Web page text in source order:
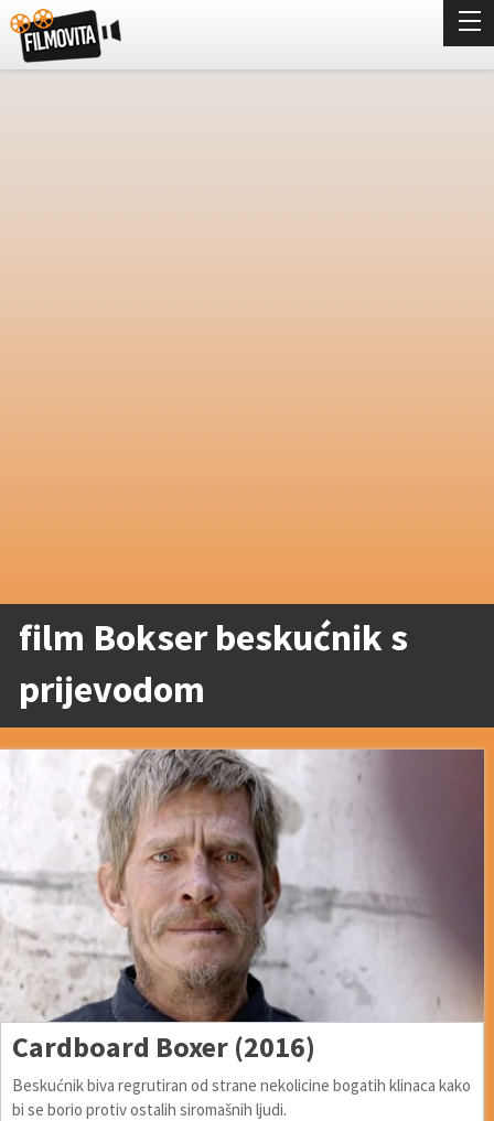
film Bokser beskućnik s
prijevodom
Cardboard Boxer (2016)
Beskućnik biva regrutiran od strane nekolicine bogatih klinaca kako
bi se borio protiv ostalih siromašnih ljudi.